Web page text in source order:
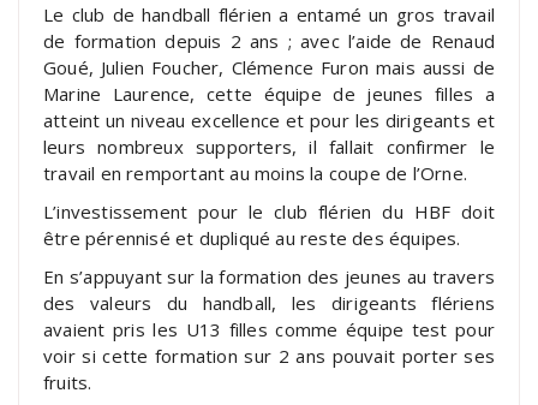
Le club de handball flérien a entamé un gros travail
de formation depuis 2 ans ; avec l’aide de Renaud
Goué, Julien Foucher, Clémence Furon mais aussi de
Marine Laurence, cette équipe de jeunes filles a
atteint un niveau excellence et pour les dirigeants et
leurs nombreux supporters, il fallait confirmer le
travail en remportant au moins la coupe de l’Orne.
L’investissement pour le club flérien du HBF doit
être pérennisé et dupliqué au reste des équipes.
En s’appuyant sur la formation des jeunes au travers
des valeurs du handball, les dirigeants flériens
avaient pris les U13 filles comme équipe test pour
voir si cette formation sur 2 ans pouvait porter ses
fruits.